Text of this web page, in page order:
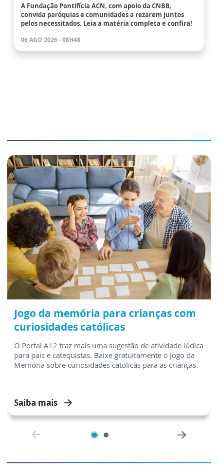
A Fundação Pontifícia ACN, com apoio da CNBB,
convida paróquias e comunidades a rezarem juntos
pelos necessitados. Leia a matéria completa e confira!
06 AGO 2026 - 08H48
Jogo da memória para crianças com
curiosidades católicas
O Portal A12 traz mais uma sugestão de atividade lúdica
para pais e catequistas. Baixe gratuitamente o Jogo da
Memória sobre curiosidades católicas para as crianças.
Saiba mais